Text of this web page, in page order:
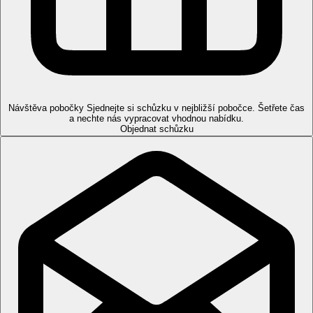
"Dodatečné služby"
Pláž
Dlouhá písečná pláž s jemným bílým pískem. Lehátka a
Stravování
Premium All Inclusive (The Kanifushi Plan)
Snídaně (07:00-10:30), oběd (12:00-14:30), večeře
À la carte oběd v restauraci The Sunset od 12:00 - 17:00
(burgery, sendviče, lehké občerstvení)
Lehké občerstvení v baru The Liquid od 12:00 - 17:00 a
od 17:00 - 19:00 k dispozici Fish and Chips
Srí Lanský street food každý den mimo středy a neděle od
17:00 - 21:00 v restauraci Ceylon Bliss
Speciální vegetariánská restaurace Just VEG otevřená na
oběd (12:30-14:30) a večeři (19:00-22:30)
Nabídka marockého čaje a kávy v baru Marrakech (11:00-
23:00)
1x stravování v jedné z tématických restaurací (min. 4
noci pobytu)
The Sunset (večeře - asijská/středomořská kuchyně)
Návštěva pobočky Sjednejte si schůzku v nejbližší pobočce. Šetřete čas
a nechte nás vypracovat vhodnou nabídku.
Objednat schůzku